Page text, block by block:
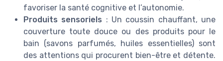
favoriser la santé cognitive et l’autonomie.
Produits sensoriels : Un coussin chauffant, une
couverture toute douce ou des produits pour le
bain (savons parfumés, huiles essentielles) sont
des attentions qui procurent bien-être et détente.